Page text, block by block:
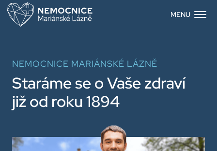
Pro pacienty
Kariéra
Napsali jste o nás
MENU
NEMOCNICE MARIÁNSKÉ LÁZNĚ
Staráme se o Vaše zdraví
již od roku 1894